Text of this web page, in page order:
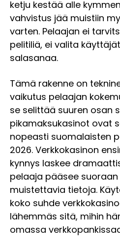
ketju kestää alle
vahvistus jää muistiin
varten. Pelaajan ei
pelitiliä, ei valita
salasanaa.
Tämä rakenne on
vaikutus pelaajan
se selittää suuren osan
pikamaksukasinot ovat
nopeasti suomalaisten
2026. Verkkokasinon
kynnys laskee
pelaaja pääsee suoraan
muistettavia tietoja.
koko suhde
lähemmäs sitä, mihin
omassa